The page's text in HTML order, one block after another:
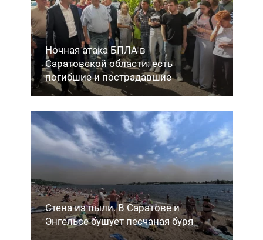
Ночная атака БПЛА в
Саратовской области: есть
погибшие и пострадавшие
Стена из пыли. В Саратове и
Энгельсе бушует песчаная буря